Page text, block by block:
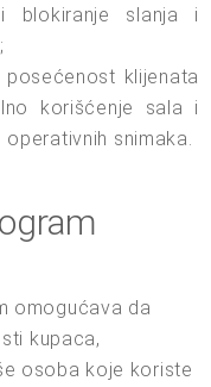
blokiranje slanja i
klijenata
korišćenje sala i
snimaka.
omogućava da
kupaca,
osoba koje koriste